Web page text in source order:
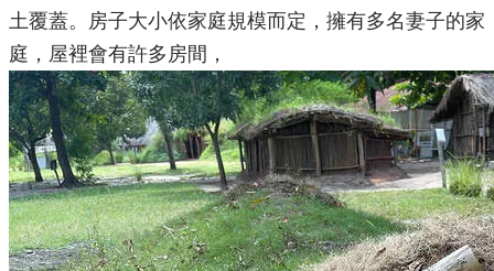
土覆蓋。房子大小依家庭規模而定，擁有多名妻子的家
庭，屋裡會有許多房間，